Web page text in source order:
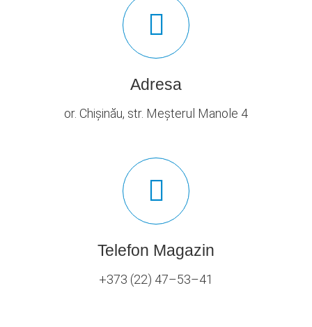
Adresa
or. Chișinău, str. Meșterul Manole 4
Telefon Magazin
+373 (22) 47–53–41